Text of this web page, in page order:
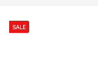
SALE